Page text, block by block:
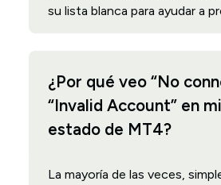
su lista blanca para ayudar a
¿Por qué veo “No
“Invalid Account” en
estado de MT4?
La mayoría de las veces,